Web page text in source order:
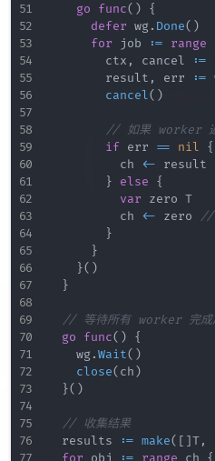
go
func( )
{
defer wg. Done( )
for job := range
				ctx
, cancel :=
				result
, err :=
cancel( )
// 如果 worker 返
if err == nil
{
					ch
<- result
}
else
{
var zero T
					ch
<- zero
//
}
}
}( )
}
// 等待所有 worker 完成
go
func( )
{
		wg
.Wait( )
close( ch )
}( )
// 收集结果
	results
:= make( [ ]T,
for obj := range ch {